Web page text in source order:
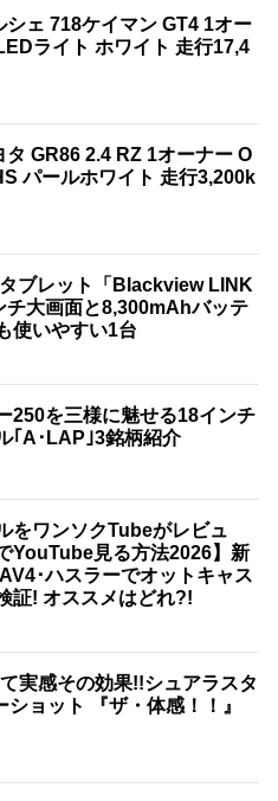
シェ 718ケイマン GT4 1オー
ライト ホワイト 走行17,4
タ GR86 2.4 RZ 1オーナー O
パールホワイト 走行3,200k
ブレット「Blackview LINK
チ大画面と8,300mAhバッテ
使いやすい1台
250を三様に魅せる18インチ
｢A･LAP｣3銘柄紹介
をワンソクTubeがレビュ
YouTube見る方法2026】新
･ハスラーでオットキャス
証! オススメはどれ?!
実感その効果!!シュアラスタ
ョット 『ザ・体感！！』